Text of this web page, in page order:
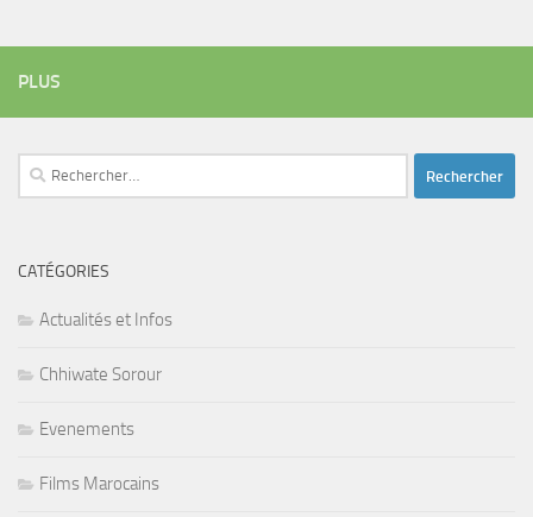
PLUS
Rechercher :
CATÉGORIES
Actualités et Infos
Chhiwate Sorour
Evenements
Films Marocains